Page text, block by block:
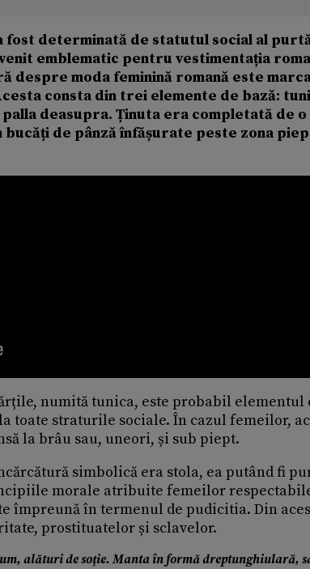
fost determinată de statutul social al
emblematic pentru vestimentația
despre moda feminină romană este
consta din trei elemente de bază:
deasupra. Ținuta era completată de
de pânză înfășurate peste zona
numită tunica, este probabil
toate straturile sociale. În cazul femeilor,
la brâu sau, uneori, și sub piept.
simbolică era stola, ea putând fi
morale atribuite femeilor
împreună în termenul de pudicitia. Din
prostituatelor și sclavelor.
alături de soţie. Manta în formă dreptunghiulară,